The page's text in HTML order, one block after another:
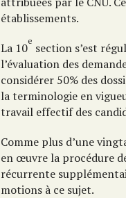
établissements.
La 10e section s’est
l’évaluation des
considérer 50% des
la terminologie en
travail effectif des
Comme plus d’une
en œuvre la procédure
récurrente
motions à ce sujet.